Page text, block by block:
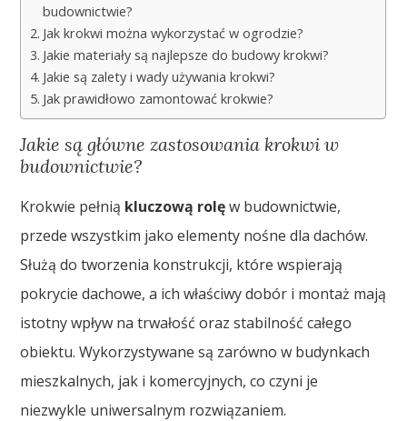
budownictwie?
Jak krokwi można wykorzystać w ogrodzie?
Jakie materiały są najlepsze do budowy krokwi?
Jakie są zalety i wady używania krokwi?
Jak prawidłowo zamontować krokwie?
Jakie są główne zastosowania krokwi w
budownictwie?
Krokwie pełnią kluczową rolęw budownictwie,
przede wszystkim jako elementy nośne dla dachów.
Służą do tworzenia konstrukcji, które wspierają
pokrycie dachowe, a ich właściwy dobór i montaż mają
istotny wpływ na trwałość oraz stabilność całego
obiektu. Wykorzystywane są zarówno w budynkach
mieszkalnych, jak i komercyjnych, co czyni je
niezwykle uniwersalnym rozwiązaniem.